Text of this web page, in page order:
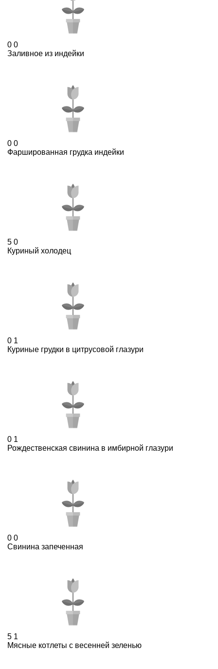
0 0
Заливное из индейки
0 0
Фаршированная грудка индейки
5 0
Куриный холодец
0 1
Куриные грудки в цитрусовой глазури
0 1
Рождественская свинина в имбирной глазури
0 0
Свинина запеченная
5 1
Мясные котлеты с весенней зеленью